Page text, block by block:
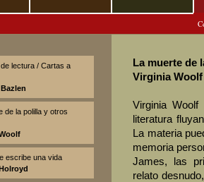
lectura / Cartas a
de la polilla y otros
escribe una vida
La muerte de
Virginia Woolf
Virginia
literatura
La materia
memoria
James, las
relato